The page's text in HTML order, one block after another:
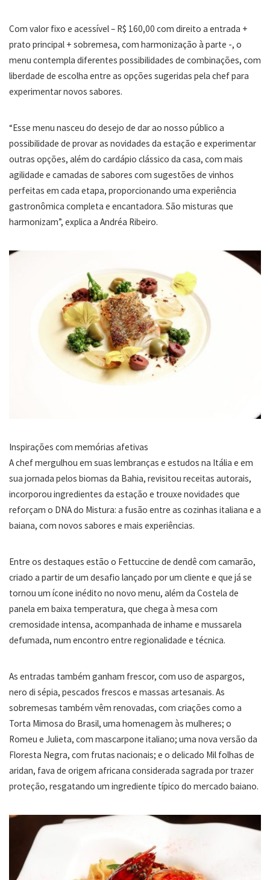
Com valor fixo e acessível – R$ 160,00 com direito a entrada +
prato principal + sobremesa, com harmonização à parte -, o
menu contempla diferentes possibilidades de combinações, com
liberdade de escolha entre as opções sugeridas pela chef para
experimentar novos sabores.
“Esse menu nasceu do desejo de dar ao nosso público a
possibilidade de provar as novidades da estação e experimentar
outras opções, além do cardápio clássico da casa, com mais
agilidade e camadas de sabores com sugestões de vinhos
perfeitas em cada etapa, proporcionando uma experiência
gastronômica completa e encantadora. São misturas que
harmonizam”, explica a Andréa Ribeiro.
Inspirações com memórias afetivas
A chef mergulhou em suas lembranças e estudos na Itália e em
sua jornada pelos biomas da Bahia, revisitou receitas autorais,
incorporou ingredientes da estação e trouxe novidades que
reforçam o DNA do Mistura: a fusão entre as cozinhas italiana e a
baiana, com novos sabores e mais experiências.
Entre os destaques estão o Fettuccine de dendê com camarão,
criado a partir de um desafio lançado por um cliente e que já se
tornou um ícone inédito no novo menu, além da Costela de
panela em baixa temperatura, que chega à mesa com
cremosidade intensa, acompanhada de inhame e mussarela
defumada, num encontro entre regionalidade e técnica.
As entradas também ganham frescor, com uso de aspargos,
nero di sépia, pescados frescos e massas artesanais. As
sobremesas também vêm renovadas, com criações como a
Torta Mimosa do Brasil, uma homenagem às mulheres; o
Romeu e Julieta, com mascarpone italiano; uma nova versão da
Floresta Negra, com frutas nacionais; e o delicado Mil folhas de
aridan, fava de origem africana considerada sagrada por trazer
proteção, resgatando um ingrediente típico do mercado baiano.